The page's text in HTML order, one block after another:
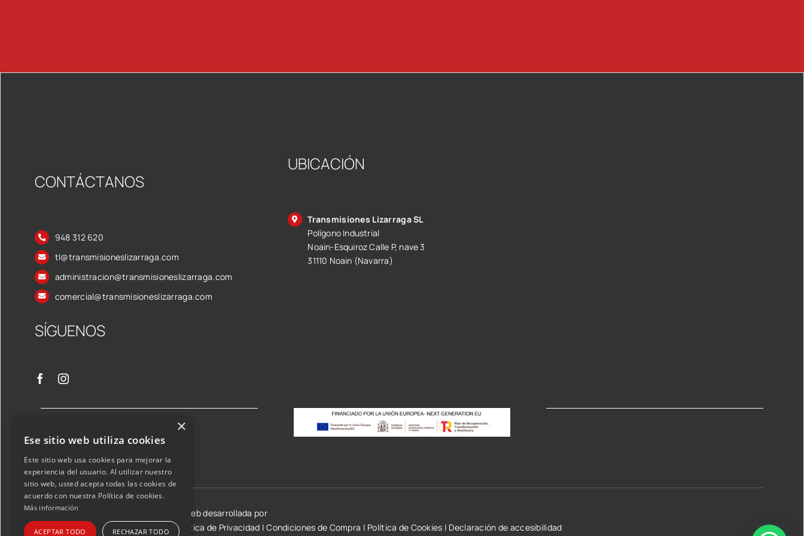
CONTÁCTANOS
948 312 620
tl@transmisioneslizarraga.com
administracion@transmisioneslizarraga.com
comercial@transmisioneslizarraga.com
SÍGUENOS
UBICACIÓN
Transmisiones Lizarraga SL
Polígono Industrial
Noain-Esquiroz Calle P, nave 3
31110 Noain (Navarra)
©2026 Transmisiones Lizarraga SL | Web desarrollada por
Aviso Legal y condiciones de uso |Política de Privacidad |Condiciones de Compra | Política de Cookies | Declaración de accesibilidad
×
Ese sitio web utiliza cookies
Este sitio web usa cookies para mejorar la
experiencia del usuario. Al utilizar nuestro
sitio web, usted acepta todas las cookies de
acuerdo con nuestra Política de cookies.
Más información
ACEPTAR TODO RECHAZAR TODO